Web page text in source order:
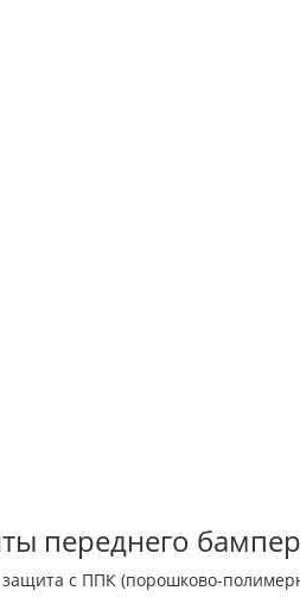
переднего
с ППК (порошково-